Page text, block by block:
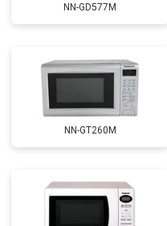
NN-GD577M
NN-GT260M